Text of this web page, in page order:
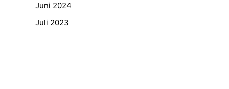
Juni 2024
Juli 2023